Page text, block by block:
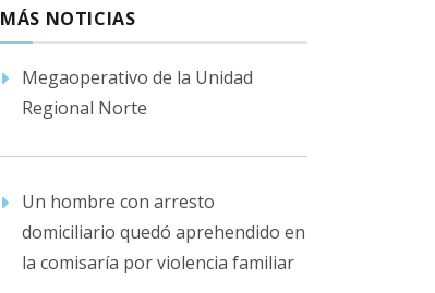
MÁS NOTICIAS
Megaoperativo de la Unidad
Regional Norte
Un hombre con arresto
domiciliario quedó aprehendido en
la comisaría por violencia familiar